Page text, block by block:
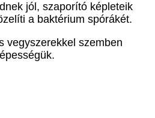
jól, szaporító képleteik
a baktérium spórákét.
vegyszerekkel szemben